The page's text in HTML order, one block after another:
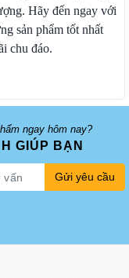
Hãy đến ngay với
sản phẩm tốt nhất
chu đáo.
ngay hôm nay?
GIÚP BẠN
Gửi yêu cầu